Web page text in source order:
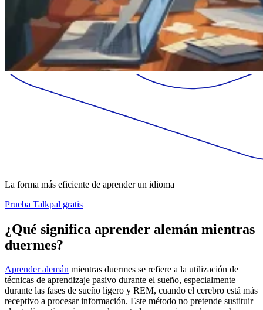
La forma más eficiente de aprender un idioma
Prueba Talkpal gratis
¿Qué significa aprender alemán mientras
duermes?
Aprender alemán mientras duermes se refiere a la utilización de
técnicas de aprendizaje pasivo durante el sueño, especialmente
durante las fases de sueño ligero y REM, cuando el cerebro está más
receptivo a procesar información. Este método no pretende sustituir